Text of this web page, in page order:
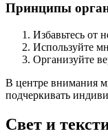
Принципы
Избавьтесь от
Используйте
Организуйте
В центре внимания
подчеркивать
Свет и